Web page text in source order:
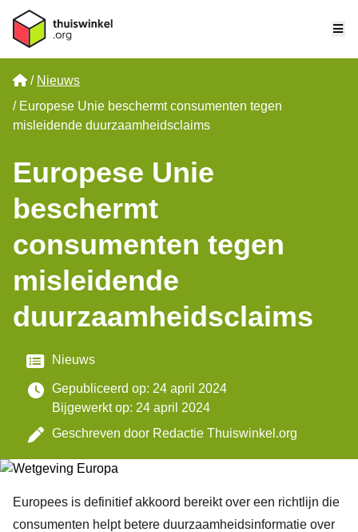
Home
Nieuws
Europese Unie beschermt consumenten tegen
misleidende duurzaamheidsclaims
Europese Unie
beschermt
consumenten tegen
misleidende
duurzaamheidsclaims
Categorie
Nieuws
Gepubliceerd op: 24 april 2024
Bijgewerkt op: 24 april 2024
Geschreven door Redactie Thuiswinkel.org
Europees is definitief akkoord bereikt over een richtlijn die
consumenten helpt betere duurzaamheidsinformatie over